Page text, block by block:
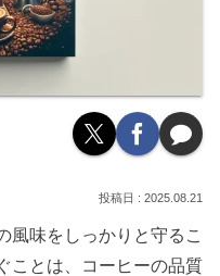
2025.08.21
風味をしっかりと守るこ
ことは、コーヒーの品質